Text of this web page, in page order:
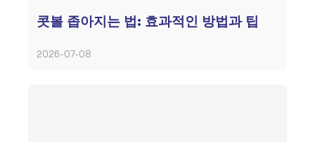
콧볼 좁아지는 법: 효과적인 방법과 팁
2026-07-08